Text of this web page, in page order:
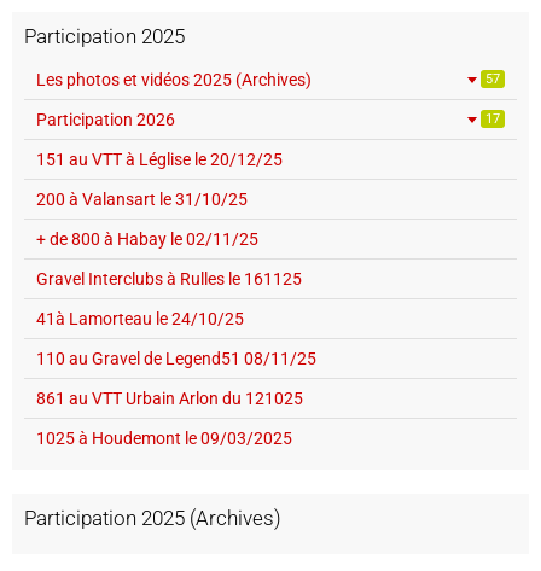
Participation 2025
Les photos et vidéos 2025 (Archives) 57
Participation 2026 17
151 au VTT à Léglise le 20/12/25
200 à Valansart le 31/10/25
+ de 800 à Habay le 02/11/25
Gravel Interclubs à Rulles le 161125
41à Lamorteau le 24/10/25
110 au Gravel de Legend51 08/11/25
861 au VTT Urbain Arlon du 121025
1025 à Houdemont le 09/03/2025
Participation 2025 (Archives)